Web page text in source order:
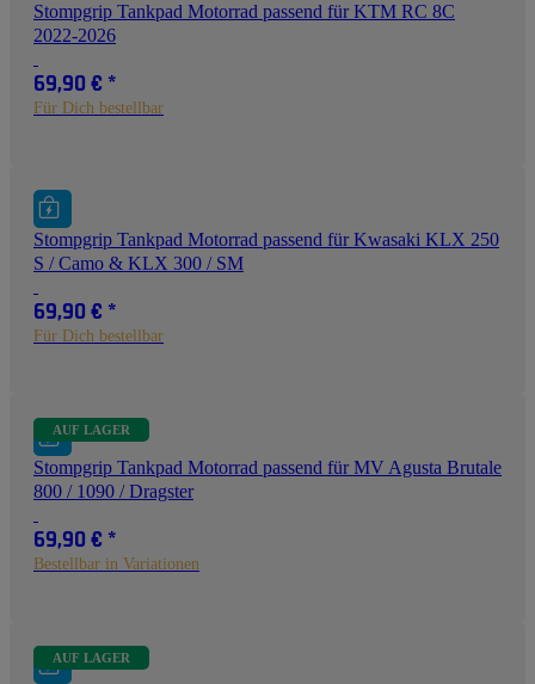
Stompgrip Tankpad Motorrad passend für KTM RC 8C
2022-2026
69,90 € *
Für Dich bestellbar
Stompgrip Tankpad Motorrad passend für Kwasaki KLX 250
S / Camo & KLX 300 / SM
69,90 € *
Für Dich bestellbar
AUF LAGER
Stompgrip Tankpad Motorrad passend für MV Agusta Brutale
800 / 1090 / Dragster
69,90 € *
Bestellbar in Variationen
AUF LAGER